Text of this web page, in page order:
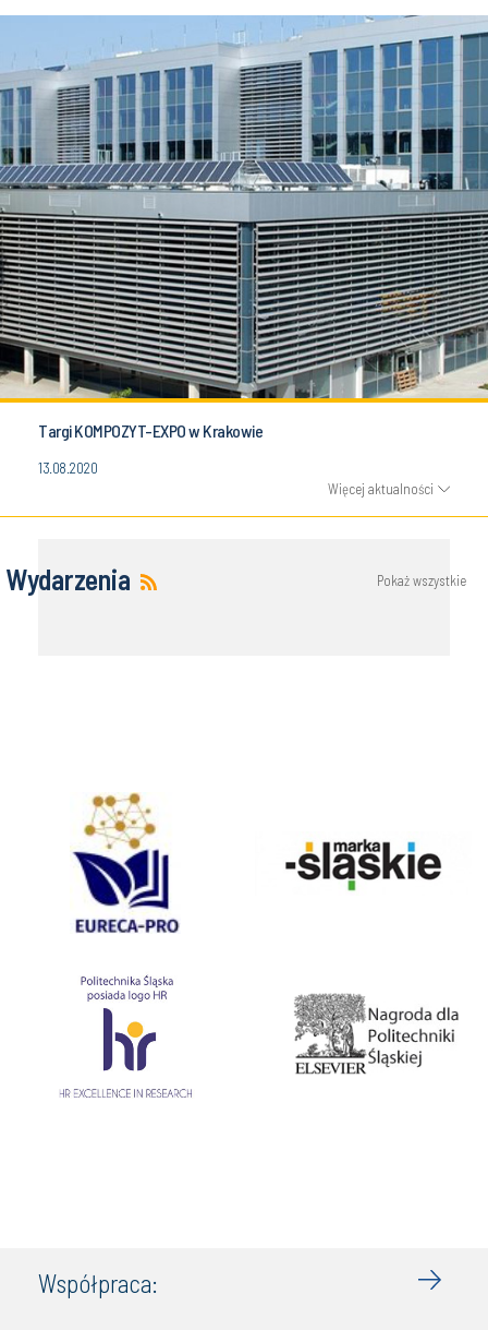
Targi KOMPOZYT-EXPO w Krakowie
13.08.2020
Więcej aktualności
Wydarzenia Pokaż wszystkie
Współpraca: